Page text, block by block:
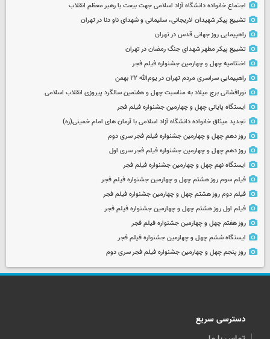
اجتماع خانواده دانشگاه آزاد اسلامی جهت بیعت با رهبر معظم انقلاب
تشییع پیکر شهیدان لاریجانی، سلیمانی و شهدای ناو دنا در تهران
راهپیمایی روز جهانی قدس در تهران
تشییع پیکر مطهر شهدای جنگ رمضان در تهران
اختتامیه چهل و چهارمین جشنواره فیلم فجر
راهپیمایی سراسری مردم تهران در یوم‌الله ۲۲ بهمن
نورافشانی برج میلاد به مناسبت چهل‌ و هفتمین سالگرد پیروزی انقلاب اسلامی
ایستگاه پایانی چهل و چهارمین جشنواره فیلم فجر
تجدید میثاق خانواده دانشگاه آزاد اسلامی با آرمان های امام خمینی(ره)
روز دهم چهل و چهارمین جشنواره فیلم فجر سری دوم
روز دهم چهل و چهارمین جشنواره فیلم فجر سری اول
ایستگاه نهم چهل و چهارمین جشنواره فیلم فجر
فیلم سوم روز هشتم چهل و چهارمین جشنواره فیلم فجر
فیلم دوم روز هشتم چهل و چهارمین جشنواره فیلم فجر
فیلم اول روز هشتم چهل و چهارمین جشنواره فیلم فجر
روز هفتم چهل و چهارمین جشنواره فیلم فجر
ایستگاه ششم چهل و چهارمین جشنواره فیلم فجر
روز پنجم چهل و چهارمین جشنواره فیلم فجر سری دوم
دسترسی سریع